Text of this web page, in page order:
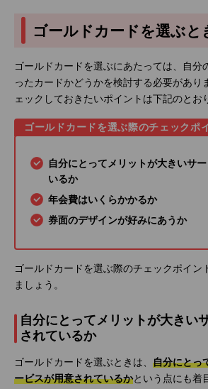
ゴールドカードを選ぶと
ゴールドカードを選ぶにあたっては、自分
ったカードかどうかを検討する必要があり
ェックしておきたいポイントは下記のとお
ゴールドカードを選ぶ際のチェックポ
自分にとってメリットが大きいサ
いるか
年会費はいくらかかるか
券面のデザインが好みにあうか
ゴールドカードを選ぶ際のチェックポイン
ましょう。
自分にとってメリットが大きい
されているか
ゴールドカードを選ぶときは、 自分にとっ
ービスが用意されているかという点にも着